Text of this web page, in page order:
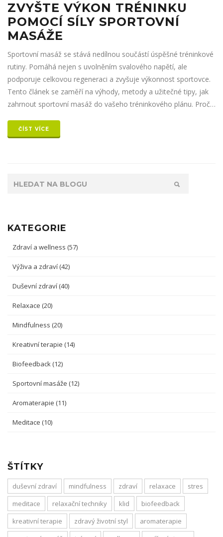
ZVYŠTE VÝKON TRÉNINKU
POMOCÍ SÍLY SPORTOVNÍ
MASÁŽE
Sportovní masáž se stává nedílnou součástí úspěšné tréninkové
rutiny. Pomáhá nejen s uvolněním svalového napětí, ale
podporuje celkovou regeneraci a zvyšuje výkonnost sportovce.
Tento článek se zaměří na výhody, metody a užitečné tipy, jak
zahrnout sportovní masáž do vašeho tréninkového plánu. Proč
sportovci.
ČÍST VÍCE
KATEGORIE
Zdraví a wellness (57)
Výživa a zdraví (42)
Duševní zdraví (40)
Relaxace (20)
Mindfulness (20)
Kreativní terapie (14)
Biofeedback (12)
Sportovní masáže (12)
Aromaterapie (11)
Meditace (10)
ŠTÍTKY
duševní zdraví mindfulness zdraví relaxace
stres
meditace
relaxační techniky klid
biofeedback
kreativní terapie
zdravý životní styl
aromaterapie